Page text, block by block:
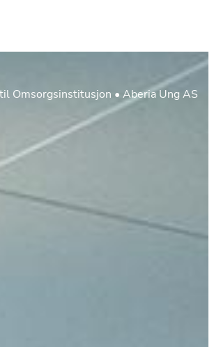
Omsorgsinstitusjon • Aberia Ung AS